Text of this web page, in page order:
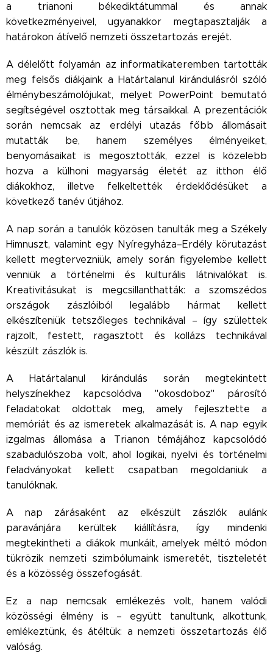
a trianoni békediktátummal és annak
következményeivel, ugyanakkor megtapasztalják a
határokon átívelő nemzeti összetartozás erejét.
A délelőtt folyamán az informatikateremben tartották
meg felsős diákjaink a Határtalanul kirándulásról szóló
élménybeszámolójukat, melyet PowerPoint bemutató
segítségével osztottak meg társaikkal. A prezentációk
során nemcsak az erdélyi utazás főbb állomásait
mutatták be, hanem személyes élményeiket,
benyomásaikat is megosztották, ezzel is közelebb
hozva a külhoni magyarság életét az itthon élő
diákokhoz, illetve felkeltették érdeklődésüket a
következő tanév útjához.
A nap során a tanulók közösen tanulták meg a Székely
Himnuszt, valamint egy Nyíregyháza–Erdély körutazást
kellett megtervezniük, amely során figyelembe kellett
venniük a történelmi és kulturális látnivalókat is.
Kreativitásukat is megcsillanthatták: a szomszédos
országok zászlóiból legalább hármat kellett
elkészíteniük tetszőleges technikával – így születtek
rajzolt, festett, ragasztott és kollázs technikával
készült zászlók is.
A Határtalanul kirándulás során megtekintett
helyszínekhez kapcsolódva "okosdoboz" párosító
feladatokat oldottak meg, amely fejlesztette a
memóriát és az ismeretek alkalmazását is. A nap egyik
izgalmas állomása a Trianon témájához kapcsolódó
szabadulószoba volt, ahol logikai, nyelvi és történelmi
feladványokat kellett csapatban megoldaniuk a
tanulóknak.
A nap zárásaként az elkészült zászlók aulánk
paravánjára kerültek kiállításra, így mindenki
megtekintheti a diákok munkáit, amelyek méltó módon
tükrözik nemzeti szimbólumaink ismeretét, tiszteletét
és a közösség összefogását.
Ez a nap nemcsak emlékezés volt, hanem valódi
közösségi élmény is – együtt tanultunk, alkottunk,
emlékeztünk, és átéltük: a nemzeti összetartozás élő
valóság.